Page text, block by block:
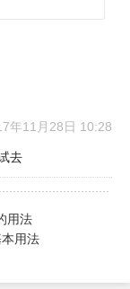
年11月28日 10:28
去
用法
用法